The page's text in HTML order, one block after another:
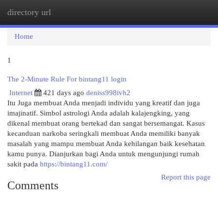
directory url
Home
1
The 2-Minute Rule For bintang11 login
Internet
421 days ago deniss998ivh2
Itu Juga membuat Anda menjadi individu yang kreatif dan juga
imajinatif. Simbol astrologi Anda adalah kalajengking, yang
dikenal membuat orang bertekad dan sangat bersemangat. Kasus
kecanduan narkoba seringkali membuat Anda memiliki banyak
masalah yang mampu membuat Anda kehilangan baik kesehatan
kamu punya. Dianjurkan bagi Anda untuk mengunjungi rumah
sakit pada https://bintang11.com/
Report this page
Comments